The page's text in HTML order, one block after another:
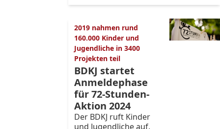
2019 nahmen rund
160.000 Kinder und
Jugendliche in 3400
Projekten teil
BDKJ startet
Anmeldephase
für 72-Stunden-
Aktion 2024
Der BDKJ ruft Kinder
und Jugendliche auf,